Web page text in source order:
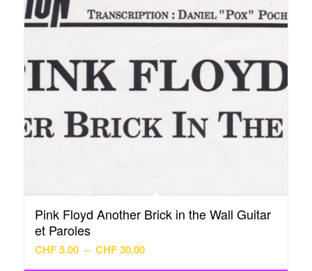
Pink Floyd Another Brick in the Wall Guitar
et Paroles
CHF5.00 – CHF30.00Plage